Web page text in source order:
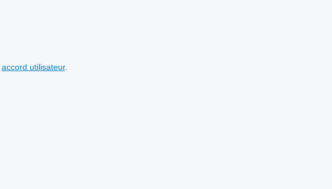
accord utilisateur.